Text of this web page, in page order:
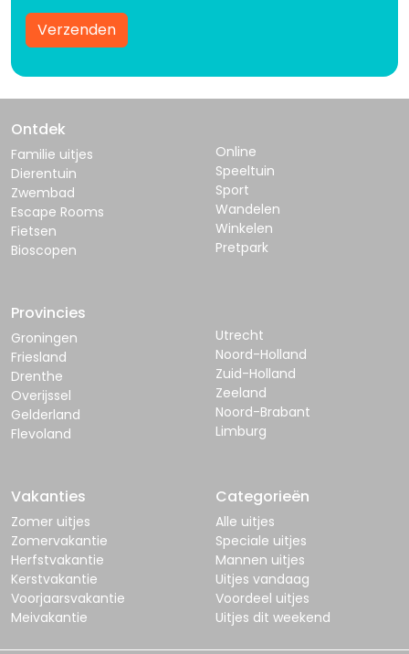
Verzenden
Ontdek
Familie uitjes
Dierentuin
Zwembad
Escape Rooms
Fietsen
Bioscopen
Online
Speeltuin
Sport
Wandelen
Winkelen
Pretpark
Provincies
Groningen
Friesland
Drenthe
Overijssel
Gelderland
Flevoland
Utrecht
Noord-Holland
Zuid-Holland
Zeeland
Noord-Brabant
Limburg
Vakanties
Zomer uitjes
Zomervakantie
Herfstvakantie
Kerstvakantie
Voorjaarsvakantie
Meivakantie
Categorieën
Alle uitjes
Speciale uitjes
Mannen uitjes
Uitjes vandaag
Voordeel uitjes
Uitjes dit weekend